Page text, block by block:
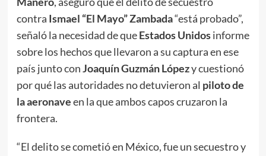
contra Ismael “El Mayo” Zambada“está probado”,
señaló la necesidad de queEstados Unidosinforme
sobre los hechos que llevaron a su captura en ese
país junto conJoaquín Guzmán Lópezy cuestionó
por qué las autoridades no detuvieron al piloto de
la aeronaveen la que ambos capos cruzaron la
frontera.
“El delito se cometió en México, fue un secuestro y